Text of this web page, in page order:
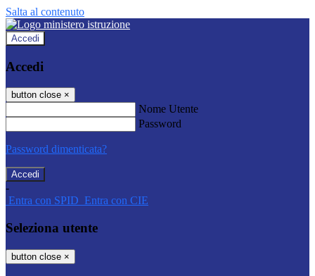
Salta al contenuto
Accedi
Accedi
button close ×
Nome Utente
Password
Password dimenticata?
-
Entra con SPID Entra con CIE
Seleziona utente
button close ×